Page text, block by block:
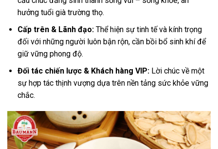
hưởng tuổi già trường thọ.
Cấp trên & Lãnh đạo:Thể hiện sự tinh tế và kính trọng
đối với những người luôn bận rộn, cần bồi bổ sinh khí để
giữ vững phong độ.
Đối tác chiến lược & Khách hàng VIP:Lời chúc về một
sự hợp tác thịnh vượng dựa trên nền tảng sức khỏe vững
chắc.